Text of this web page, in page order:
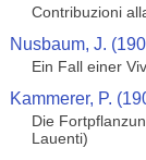
Contribuzioni
Nusbaum, J.
Ein Fall einer
Kammerer, P.
Die
Lauenti)